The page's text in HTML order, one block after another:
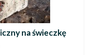
na świeczkę